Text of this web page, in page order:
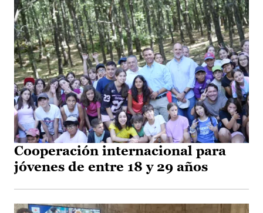
Cooperación internacional para
jóvenes de entre 18 y 29 años